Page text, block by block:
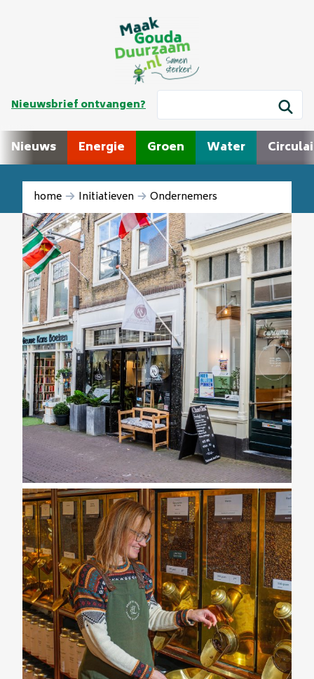
Nieuwsbrief ontvangen?
Nieuws Energie Groen Water
home Initiatieven Ondernemers